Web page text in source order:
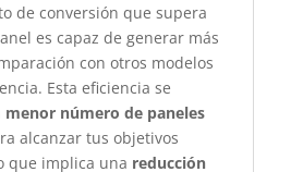
de conversión que supera
es capaz de generar más
con otros modelos
Esta eficiencia se
menor número de paneles
alcanzar tus objetivos
que implica una reducción